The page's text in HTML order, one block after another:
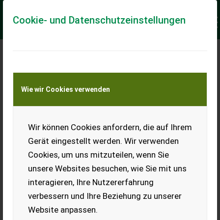
Cookie- und Datenschutzeinstellungen
Wie wir Cookies verwenden
Wir können Cookies anfordern, die auf Ihrem
Gerät eingestellt werden. Wir verwenden
Cookies, um uns mitzuteilen, wenn Sie
unsere Websites besuchen, wie Sie mit uns
interagieren, Ihre Nutzererfahrung
verbessern und Ihre Beziehung zu unserer
Website anpassen.
Meine Transportkostenanfrage
Transport von Land- und Baumaschinen –
KEINE Tiertransporte
Ladeort
Ort